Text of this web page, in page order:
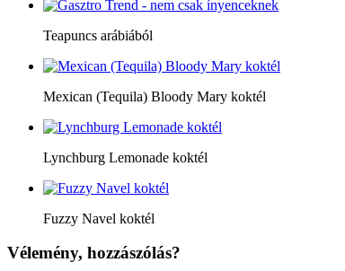
Teapuncs arábiából
Mexican (Tequila) Bloody Mary koktél
Lynchburg Lemonade koktél
Fuzzy Navel koktél
Vélemény, hozzászólás?